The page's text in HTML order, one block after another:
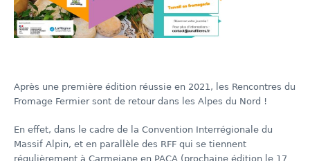
Après une première édition réussie en 2021, les Rencontres du
Fromage Fermier sont de retour dans les Alpes du Nord !
En effet, dans le cadre de la Convention Interrégionale du
Massif Alpin, et en parallèle des RFF qui se tiennent
régulièrement à Carmejane en PACA (prochaine édition le 17